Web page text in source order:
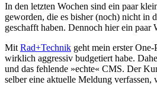
In den letzten Wochen sind ein paar
geworden, die es bisher (noch) nicht in
geschafft haben. Dennoch hier ein paar
Mit Rad+Technik geht mein erster
wirklich aggressiv budgetiert habe.
und das fehlende »echte« CMS. Der
selber eine aktuelle Meldung verfassen,